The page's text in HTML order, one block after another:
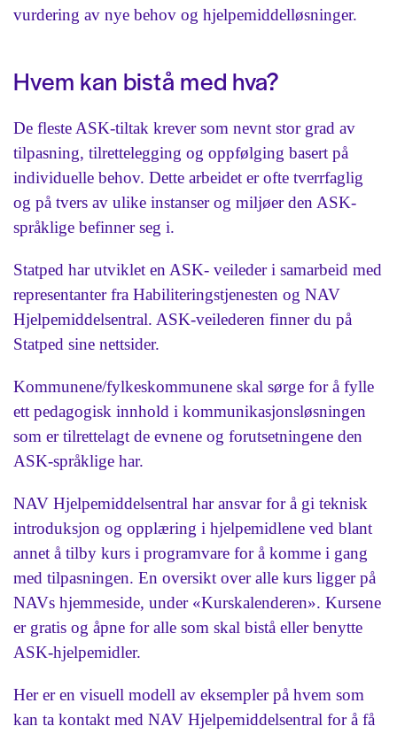
vurdering av nye behov og hjelpemiddelløsninger.
Hvem kan bistå med hva?
De fleste ASK-tiltak krever som nevnt stor grad av
tilpasning, tilrettelegging og oppfølging basert på
individuelle behov. Dette arbeidet er ofte tverrfaglig
og på tvers av ulike instanser og miljøer den ASK-
språklige befinner seg i.
Statped har utviklet en ASK- veileder i samarbeid med
representanter fra Habiliteringstjenesten og NAV
Hjelpemiddelsentral. ASK-veilederen finner du på
Statped sine nettsider.
Kommunene/fylkeskommunene skal sørge for å fylle
ett pedagogisk innhold i kommunikasjonsløsningen
som er tilrettelagt de evnene og forutsetningene den
ASK-språklige har.
NAV Hjelpemiddelsentral har ansvar for å gi teknisk
introduksjon og opplæring i hjelpemidlene ved blant
annet å tilby kurs i programvare for å komme i gang
med tilpasningen. En oversikt over alle kurs ligger på
NAVs hjemmeside, under «Kurskalenderen». Kursene
er gratis og åpne for alle som skal bistå eller benytte
ASK-hjelpemidler.
Her er en visuell modell av eksempler på hvem som
kan ta kontakt med NAV Hjelpemiddelsentral for å få